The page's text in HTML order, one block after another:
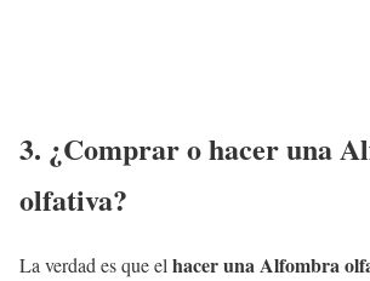
3. ¿Comprar o hacer una
olfativa?
La verdad es que elhacer una Alfombra